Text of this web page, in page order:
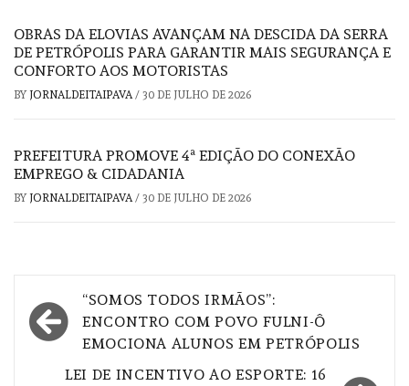
OBRAS DA ELOVIAS AVANÇAM NA DESCIDA DA SERRA
DE PETRÓPOLIS PARA GARANTIR MAIS SEGURANÇA E
CONFORTO AOS MOTORISTAS
BY JORNALDEITAIPAVA / 30 DE JULHO DE 2026
PREFEITURA PROMOVE 4ª EDIÇÃO DO CONEXÃO
EMPREGO & CIDADANIA
BY JORNALDEITAIPAVA / 30 DE JULHO DE 2026
Navegação
de
“SOMOS TODOS IRMÃOS”:
ENCONTRO COM POVO FULNI-Ô
EMOCIONA ALUNOS EM PETRÓPOLIS
LEI DE INCENTIVO AO ESPORTE: 16